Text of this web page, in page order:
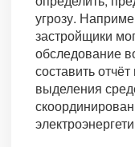
угрозу.
застройщики
обследование
составить
выделения